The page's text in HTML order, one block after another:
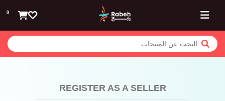
0
REGISTER AS A SELLER